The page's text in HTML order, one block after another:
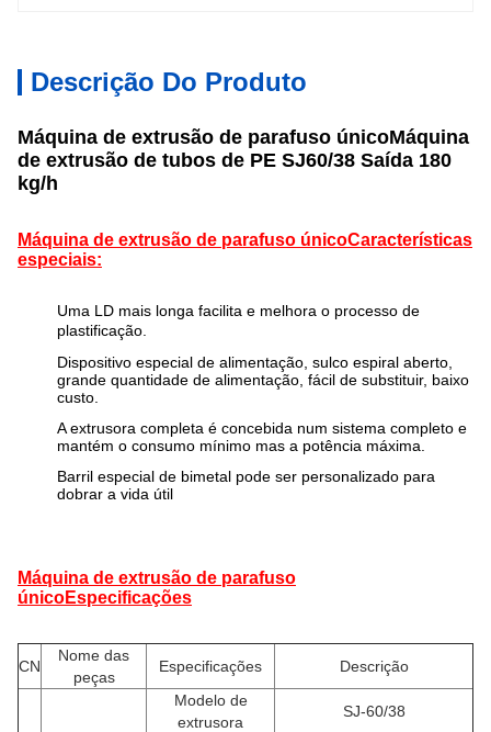
Descrição Do Produto
Máquina de extrusão de parafuso únicoMáquina
de extrusão de tubos de PE SJ60/38 Saída 180
kg/h
Máquina de extrusão de parafuso únicoCaracterísticas
especiais:
Uma LD mais longa facilita e melhora o processo de
plastificação.
Dispositivo especial de alimentação, sulco espiral aberto,
grande quantidade de alimentação, fácil de substituir, baixo
custo.
A extrusora completa é concebida num sistema completo e
mantém o consumo mínimo mas a potência máxima.
Barril especial de bimetal pode ser personalizado para
dobrar a vida útil
Máquina de extrusão de parafuso
únicoEspecificações
CN
Nome das
peças
Especificações Descrição
Modelo de
extrusora
SJ-60/38